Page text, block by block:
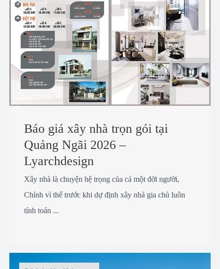
Báo giá xây nhà trọn gói tại
Quảng Ngãi 2026 –
Lyarchdesign
Xây nhà là chuyện hệ trọng của cả một đời người,
Chính vì thế trước khi dự định xây nhà gia chủ luôn
tính toán ...